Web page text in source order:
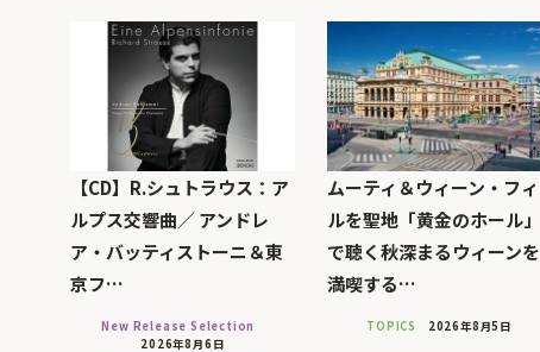
【CD】R.シュトラウス：ア
ルプス交響曲／ アンドレ
ア・バッティストーニ＆東
京フ…
New Release Selection
2026年8月6日
ムーティ＆ウィーン・フィ
ルを聖地「黄金のホール」
で聴く秋深まるウィーンを
満喫する…
TOPICS 2026年8月5日